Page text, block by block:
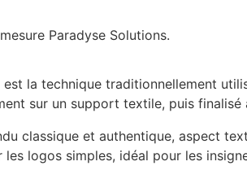
Paradyse Solutions.
est la technique traditionnellement
sur un support textile, puis finalisé
classique et authentique, aspect
les logos simples, idéal pour les